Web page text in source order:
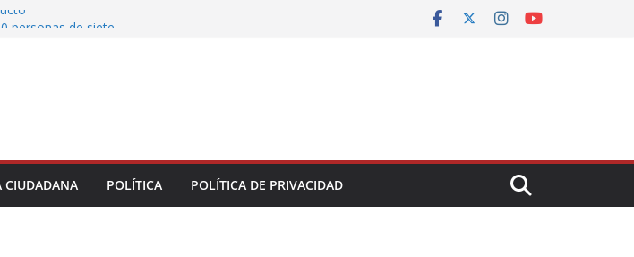
CIUDADANA POLÍTICA POLÍTICA DE PRIVACIDAD